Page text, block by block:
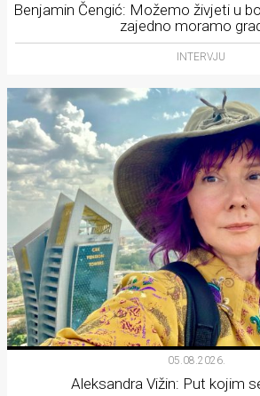
Benjamin Čengić: Možemo živjeti u
zajedno moramo
INTERVJU
05.08.2026.
Aleksandra Vižin: Put kojim